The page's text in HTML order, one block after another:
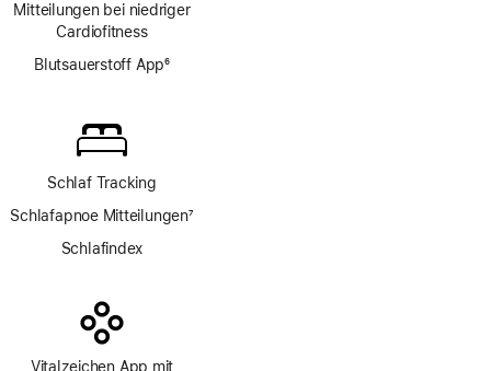
Mitteilungen bei niedriger
Cardio­fitness
Blutsauerstoff App6
Schlaf Tracking
Schlafapnoe Mitteilungen7
Schlafindex
Vitalzeichen App mit